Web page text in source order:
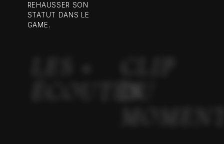
REHAUSSER SON
STATUT DANS LE
GAME.
ÉCOUTÉS
DU